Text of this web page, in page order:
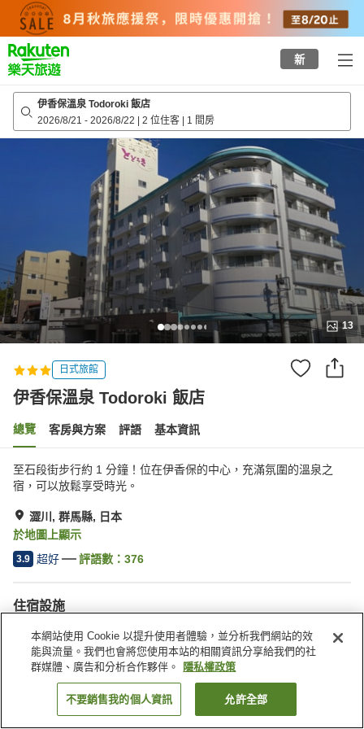
top
page
新
伊香保溫泉 Todoroki 飯店
2026/8/21 - 2026/8/22 | 2 位住客 | 1 間房
13
日式旅館
伊香保溫泉 Todoroki 飯店
總覽 客房與方案 評語 基本資訊
至石段街步行約 1 分鐘！位在伊香保的中心，充滿氛圍的溫泉之
宿，可以放鬆享受時光。
澀川, 群馬縣, 日本
於地圖上顯示
3.9 超好 評語數： 376
住宿設施
停車場
三溫暖
自動販賣機
商店
找客房
本網站使用 Cookie 以提升使用者體驗，並分析我們網站的效
能與流量。我們也會將您使用本站的相關資訊分享給我們的社
群媒體、廣告和分析合作夥伴。
隱私權政策
不要銷售我的個人資訊 允許全部